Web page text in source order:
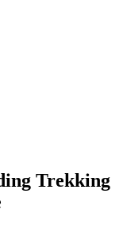
Trekking